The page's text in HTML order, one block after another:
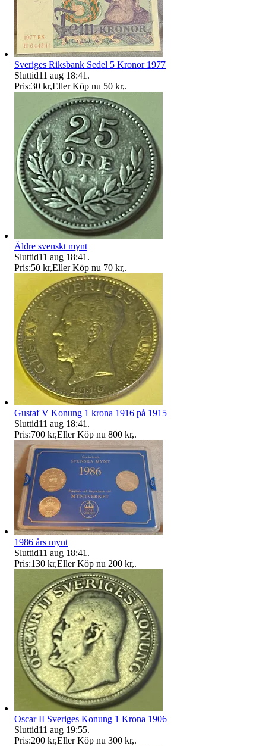
Sveriges Riksbank Sedel 5 Kronor 1977
Sluttid11 aug 18:41 .
Pris:30 kr,Eller Köp nu 50 kr,.
Äldre svenskt mynt
Sluttid11 aug 18:41 .
Pris:50 kr,Eller Köp nu 70 kr,.
Gustaf V Konung 1 krona 1916 på 1915
Sluttid11 aug 18:41 .
Pris:700 kr,Eller Köp nu 800 kr,.
1986 års mynt
Sluttid11 aug 18:41 .
Pris:130 kr,Eller Köp nu 200 kr,.
Oscar II Sveriges Konung 1 Krona 1906
Sluttid11 aug 19:55.
Pris:200 kr,Eller Köp nu 300 kr,.